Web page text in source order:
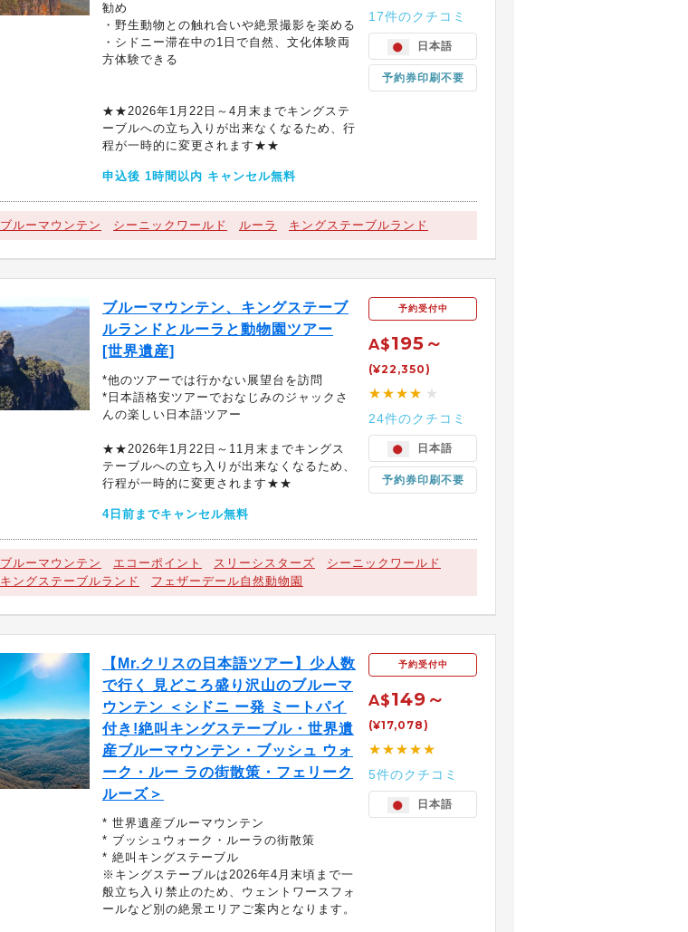
勧め
・野生動物との触れ合いや絶景撮影を楽める
・シドニー滞在中の1日で自然、文化体験両
方体験できる
★★2026年1月22日～4月末までキングステ
ーブルへの立ち入りが出来なくなるため、行
程が一時的に変更されます★★
申込後 1時間以内 キャンセル無料
17件のクチコミ
日本語
予約券印刷不要
ブルーマウンテン シーニックワールド ルーラ キングステーブルランド
ブルーマウンテン、キングステーブ
ルランドとルーラと動物園ツアー
[世界遺産]
*他のツアーでは行かない展望台を訪問
*日本語格安ツアーでおなじみのジャックさ
んの楽しい日本語ツアー
★★2026年1月22日～11月末までキングス
テーブルへの立ち入りが出来なくなるため、
行程が一時的に変更されます★★
4日前までキャンセル無料
予約受付中
A$195～
(¥22,350)
★★★★ ★
24件のクチコミ
日本語
予約券印刷不要
ブルーマウンテン エコーポイント スリーシスターズ
シーニックワールド
キングステーブルランド
フェザーデール自然動物園
【Mr.クリスの日本語ツアー】少人数
で行く 見どころ盛り沢山のブルーマ
ウンテン ＜シドニ ー発 ミートパイ
付き!絶叫キングステーブル・世界遺
産ブルーマウンテン・ブッシュ ウォ
ーク・ルー ラの街散策・フェリーク
ルーズ＞
* 世界遺産ブルーマウンテン
* ブッシュウォーク・ルーラの街散策
* 絶叫キングステーブル
※キングステーブルは2026年4月末頃まで一
般立ち入り禁止のため、ウェントワースフォ
ールなど別の絶景エリアご案内となります。
予約受付中
A$149～
(¥17,078)
★★★★★
5件のクチコミ
日本語